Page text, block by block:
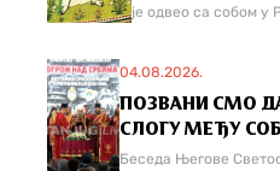
је одвео са собом у
04.08.2026.
ПОЗВАНИ СМО
СЛОГУ МЕЂУ
Беседа Његове